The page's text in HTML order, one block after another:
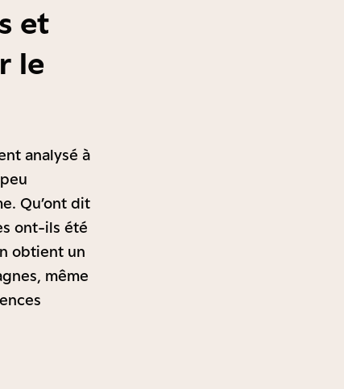
et
le
analysé à
Qu’ont dit
ont-ils été
obtient un
même